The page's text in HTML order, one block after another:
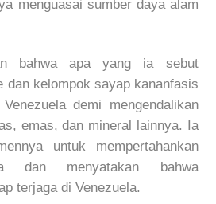
menguasai sumber daya alam
bahwa apayang ia
sebut
dan kelompok sayap kananfasis
demi mengendalikan
emas,dan mineral lainnya. Ia
untuk
mempertahankan
dan menyatakan
bahwa
terjagadi Venezuela.